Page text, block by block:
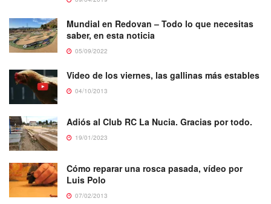
Mundial en Redovan – Todo lo que necesitas
saber, en esta noticia
05/09/2022
Video de los viernes, las gallinas más estables
04/10/2013
Adiós al Club RC La Nucia. Gracias por todo.
19/01/2023
Cómo reparar una rosca pasada, vídeo por
Luis Polo
07/02/2013